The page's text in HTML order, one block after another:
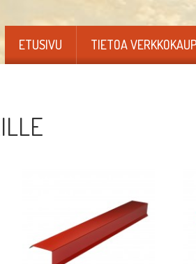
ETUSIVU TIETOA